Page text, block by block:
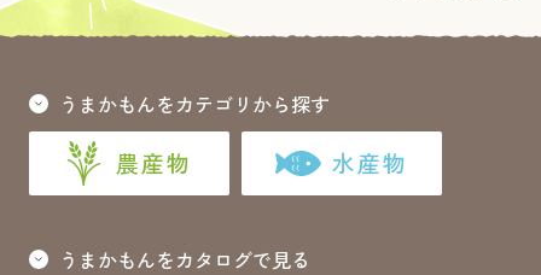
うまかもんをカテゴリから探す
農産物 水産物
うまかもんをカタログで見る